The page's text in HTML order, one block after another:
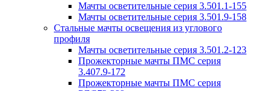
Мачты осветительные серия 3.501.1-155
Мачты осветительные серия 3.501.9-158
Стальные мачты освещения из углового
профиля
Мачты осветительные серия 3.501.2-123
Прожекторные мачты ПМС серия
3.407.9-172
Прожекторные мачты ПМС серия